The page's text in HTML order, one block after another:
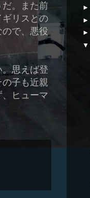
。また前
リスとの
で、悪役
思えば登
子も近親
ヒューマ
►
►
►
▼